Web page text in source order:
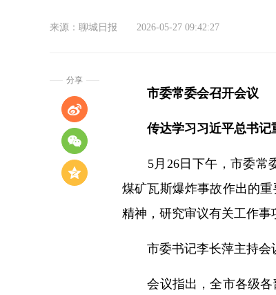
来源：聊城日报 2026-05-27 09:42:27
分享
市委常委会召开会议
传达学习习近平总书
5月26日下午，市委常委
煤矿瓦斯爆炸事故作出的
精神，研究审议有关工作事
市委书记李长萍主持会
会议指出，全市各级各